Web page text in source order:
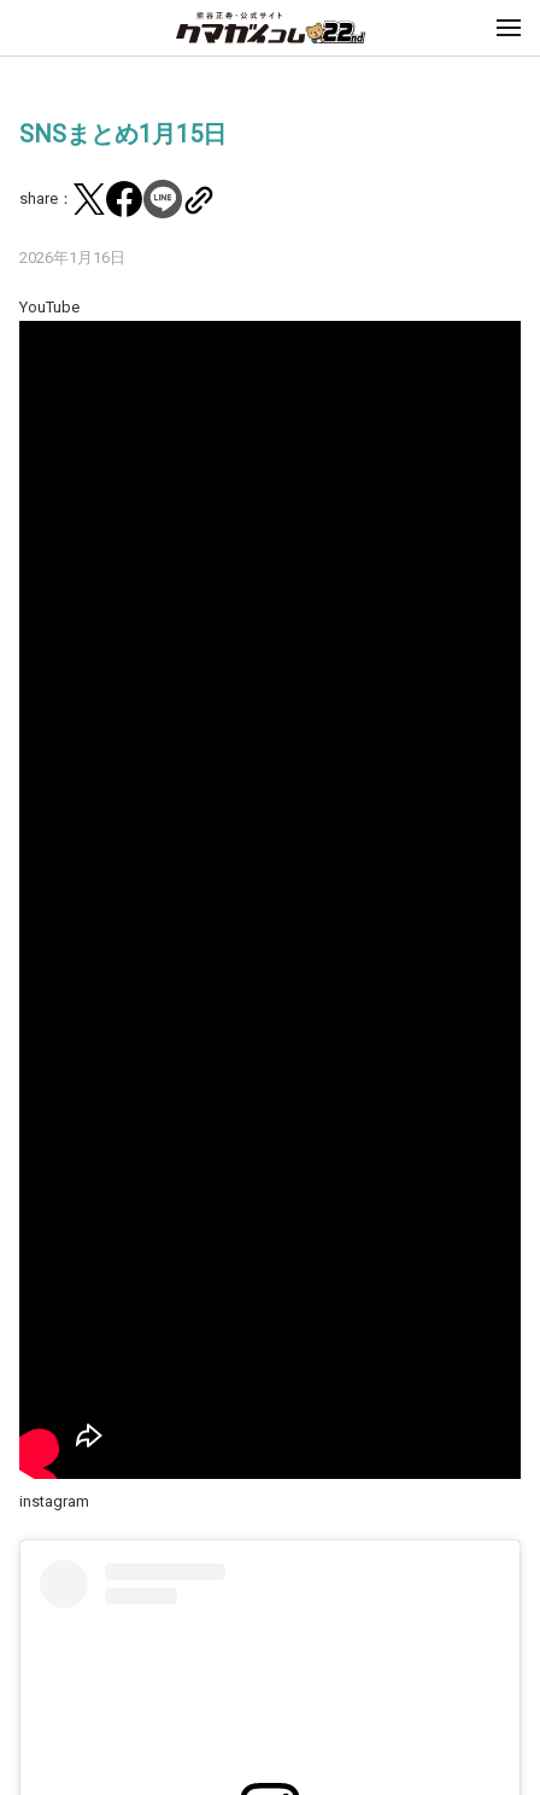
SNSまとめ1月15日
share：
2026年1月16日
YouTube
instagram